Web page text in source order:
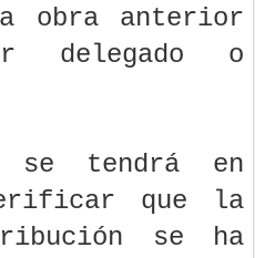
obra anterior
delegado o
se tendrá en
que la
se ha